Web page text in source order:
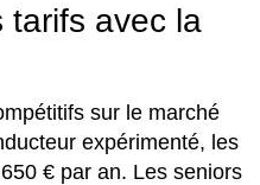
tarifs avec la
sur le marché
expérimenté, les
€ par an. Les seniors